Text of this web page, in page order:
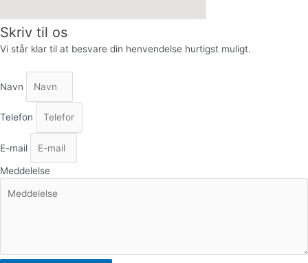
Skriv til os
Vi står klar til at besvare din henvendelse hurtigst muligt.
Navn
Telefon
E-mail
Meddelelse